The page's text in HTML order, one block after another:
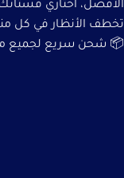
الأفضل، اختاري فستانك
تخطف الأنظار في كل
📦 شحن سريع لجميع